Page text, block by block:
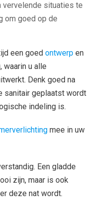
vervelende situaties te
om goed op de
een goed ontwerp en
waarin u alle
Denk goed na
sanitair geplaatst wordt
indeling is.
mee in uw
Een gladde
zijn, maar is ook
deze nat wordt.